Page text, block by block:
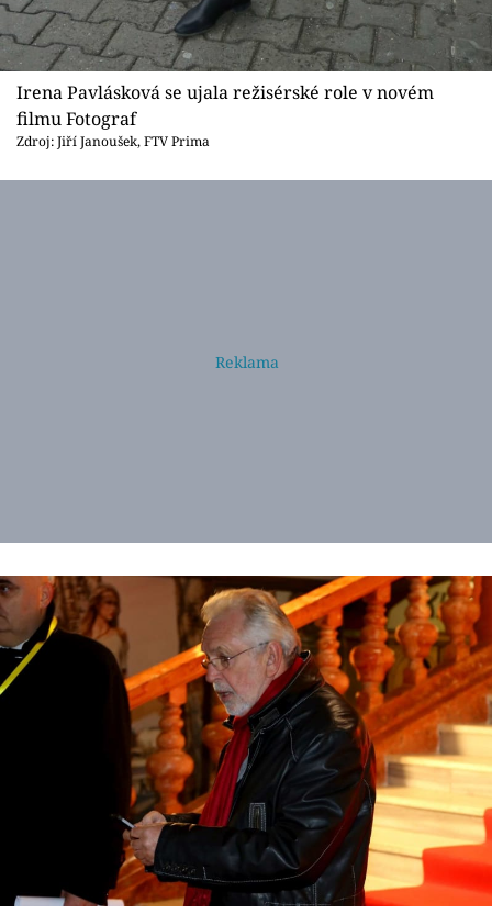
Irena Pavlásková se ujala režisérské role v novém
filmu Fotograf
Zdroj: Jiří Janoušek, FTV Prima